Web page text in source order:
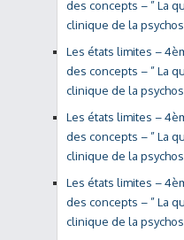
des concepts – ” La
clinique de la
Les états limites –
des concepts – ” La
clinique de la
Les états limites –
des concepts – ” La
clinique de la
Les états limites –
des concepts – ” La
clinique de la